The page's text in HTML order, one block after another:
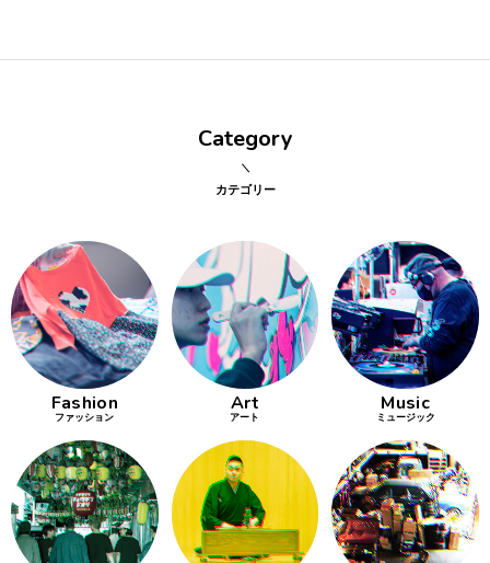
阪
の文
化
とは応援
立ったら
行動
するよう
ザインを
Category
カテゴリー
Fashion
ファッション
Art
アート
Music
ミュージック